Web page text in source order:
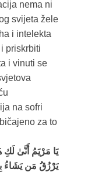
nema ni
svijeta žele
i intelekta
priskrbiti
i vinuti se
na sofri
za to
يَا مَرْيَمُ أَنَّىٰ لَكِ
يَرْزُقُ مَن يَشَاءُ